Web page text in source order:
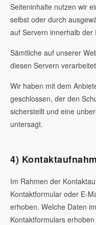
Seiteninhalte nutzen wir
selbst oder durch
auf Servern innerhalb
Sämtliche auf unserer
diesen Servern
Wir haben mit dem
geschlossen, der den
sicherstellt und eine
untersagt.
4)
Im Rahmen der
Kontaktformular oder E-
erhoben. Welche Daten
Kontaktformulars